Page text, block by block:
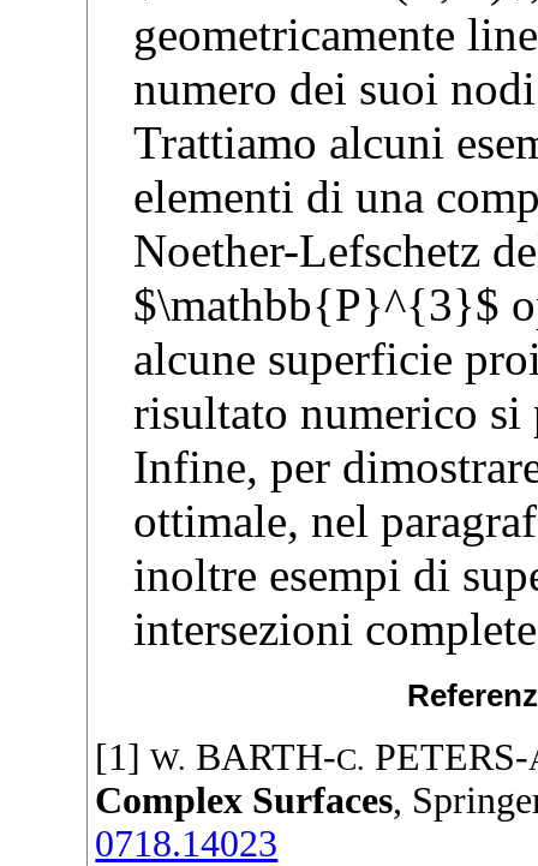
geometricamente
numero dei suoi
Trattiamo alcuni
elementi di una
Noether-Lefschetz
$\mathbb{P}^{3}$
alcune superficie
risultato numerico si
Infine, per
ottimale, nel
inoltre esempi di
intersezioni
[1]W. BARTH-C. PETERS-
Complex Surfaces,
0718.14023